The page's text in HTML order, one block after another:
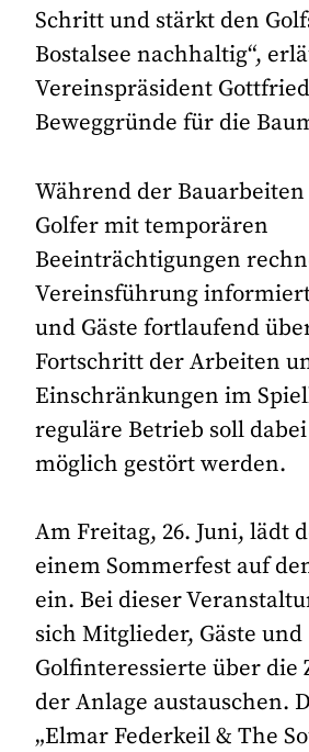
Schritt und stärkt den
Bostalsee nachhaltig“,
Vereinspräsident
Beweggründe für die
Während der Bauarbeiten
Golfer mit temporären
Beeinträchtigungen
Vereinsführung
und Gäste fortlaufend
Fortschritt der Arbeiten
Einschränkungen im
reguläre Betrieb soll
möglich gestört werden.
Am Freitag, 26. Juni, lädt
einem Sommerfest auf
ein. Bei dieser
sich Mitglieder, Gäste und
Golfinteressierte über die
der Anlage austauschen.
„Elmar Federkeil & The